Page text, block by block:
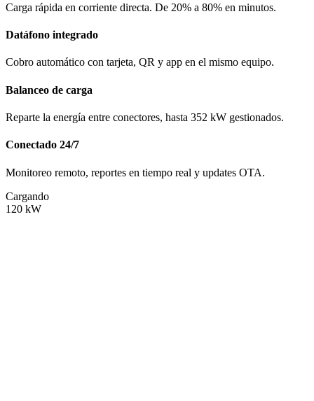
Carga rápida en corriente directa. De 20% a 80% en minutos.
Datáfono integrado
Cobro automático con tarjeta, QR y app en el mismo equipo.
Balanceo de carga
Reparte la energía entre conectores, hasta 352 kW gestionados.
Conectado 24/7
Monitoreo remoto, reportes en tiempo real y updates OTA.
Cargando
120 kW